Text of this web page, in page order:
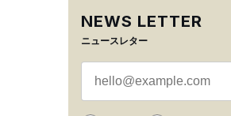
NEWS LETTER
ニュースレター